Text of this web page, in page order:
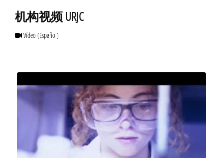
机构视频 URJC
Vídeo(Español)